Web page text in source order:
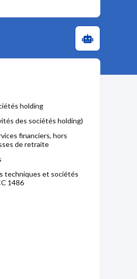
holding
des sociétés holding)
financiers, hors
de retraite
techniques et sociétés
1486